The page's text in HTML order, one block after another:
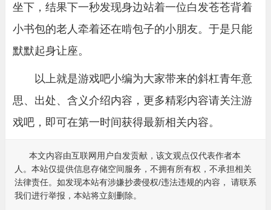
坐下，结果下一秒发现身边站着一位白发苍苍背着
小书包的老人牵着还在啃包子的小朋友。于是只能
默默起身让座。
以上就是游戏吧小编为大家带来的斜杠青年意
思、出处、含义介绍内容，更多精彩内容请关注游
戏吧，即可在第一时间获得最新相关内容。
本文内容由互联网用户自发贡献，该文观点仅代表作者本
人。本站仅提供信息存储空间服务，不拥有所有权，不承担相关
法律责任。如发现本站有涉嫌抄袭侵权/违法违规的内容， 请联系
我们进行举报，本站将立刻删除。